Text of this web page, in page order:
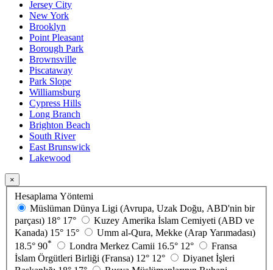
Jersey City
New York
Brooklyn
Point Pleasant
Borough Park
Brownsville
Piscataway
Park Slope
Williamsburg
Cypress Hills
Long Branch
Brighton Beach
South River
East Brunswick
Lakewood
×
Hesaplama Yöntemi
Müslüman Dünya Ligi (Avrupa, Uzak Doğu, ABD'nin bir
parçası) 18° 17°
Kuzey Amerika İslam Cemiyeti (ABD ve
Kanada) 15° 15°
Umm al-Qura, Mekke (Arap Yarımadası)
18.5° 90* Londra Merkez Camii 16.5° 12°
Fransa
İslam Örgütleri Birliği (Fransa) 12° 12°
Diyanet İşleri